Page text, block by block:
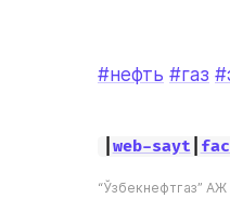
#нефть #газ
web-sayt
“Ўзбекнефтгаз” АЖ